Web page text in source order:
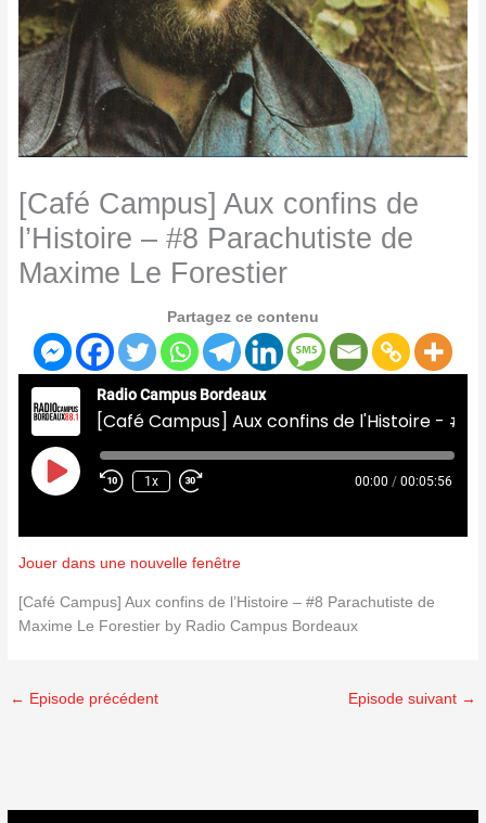
[Café Campus] Aux confins de
l’Histoire – #8 Parachutiste de
Maxime Le Forestier
Partagez ce contenu
Radio Campus Bordeaux
Play
Episode
1x 00:00 / 00:05:56
Jouer dans une nouvelle fenêtre
[Café Campus] Aux confins de l’Histoire – #8 Parachutiste de
Maxime Le Forestier by Radio Campus Bordeaux
← Episode précédent Episode suivant →